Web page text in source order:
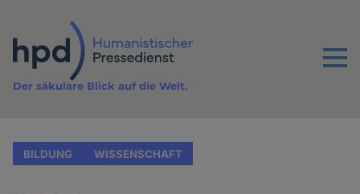
Inhalt
Menu
Der säkulare Blick auf die Welt.
BILDUNG WISSENSCHAFT